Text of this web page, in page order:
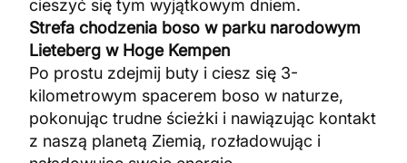
cieszyć się tym wyjątkowym dniem.
Strefa chodzenia boso w parku narodowym
Lieteberg w Hoge Kempen
Po prostu zdejmij buty i ciesz się 3-
kilometrowym spacerem boso w naturze,
pokonując trudne ścieżki i nawiązując kontakt
z naszą planetą Ziemią, rozładowując i